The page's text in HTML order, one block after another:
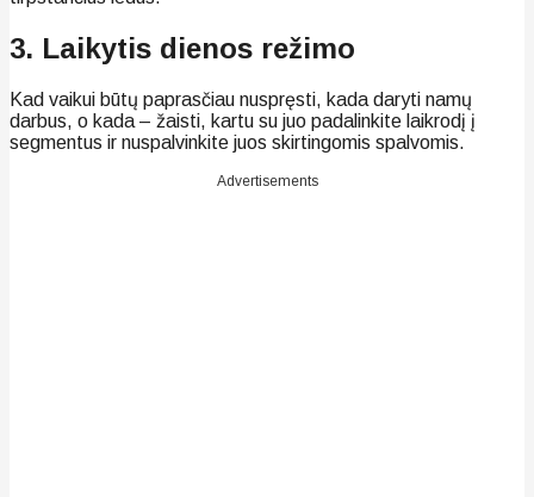
3. Laikytis dienos režimo
Kad vaikui būtų paprasčiau nuspręsti, kada daryti namų
darbus, o kada – žaisti, kartu su juo padalinkite laikrodį į
segmentus ir nuspalvinkite juos skirtingomis spalvomis.
Advertisements